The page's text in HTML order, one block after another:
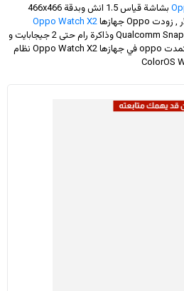
بشاشة قياس 1.5 انش وبدقة
466x466
, زودت Oppo جهازها
Oppo Watch X2
بمعالج Qualcomm Snapdragon W5 Gen 1 (4 nm) وذاكرة رام حتى 2 جيجابايت و
سعة تخزين حتى 32 جيجابايت , اعتمدت oppo في جهازها Oppo Watch X2 نظام